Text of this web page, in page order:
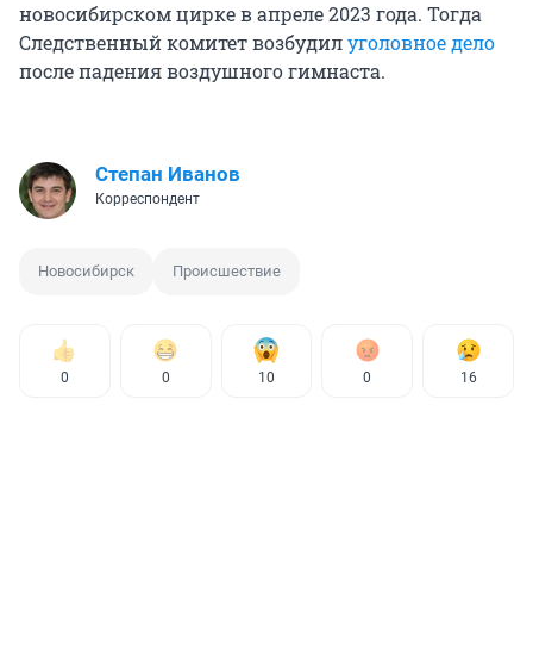
новосибирском цирке в апреле 2023 года. Тогда
Следственный комитет возбудилуголовное дело
после падения воздушного гимнаста.
Степан Иванов
Корреспондент
Новосибирск Происшествие
0 0 10 0 16